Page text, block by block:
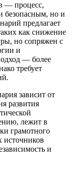
— процесс,
безопасным, но и
предлагает
как снижение
но сопряжен с
и
— более
требует
зависит от
развития
лежит в
грамотного
источников
и